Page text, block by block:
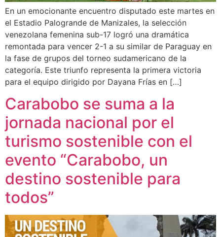
En un emocionante encuentro disputado este martes en
el Estadio Palogrande de Manizales, la selección
venezolana femenina sub-17 logró una dramática
remontada para vencer 2-1 a su similar de Paraguay en
la fase de grupos del torneo sudamericano de la
categoría. Este triunfo representa la primera victoria
para el equipo dirigido por Dayana Frías en […]
Carabobo se suma a la
jornada nacional por el
turismo sostenible con el
evento “Carabobo, un
destino sostenible para
todos”